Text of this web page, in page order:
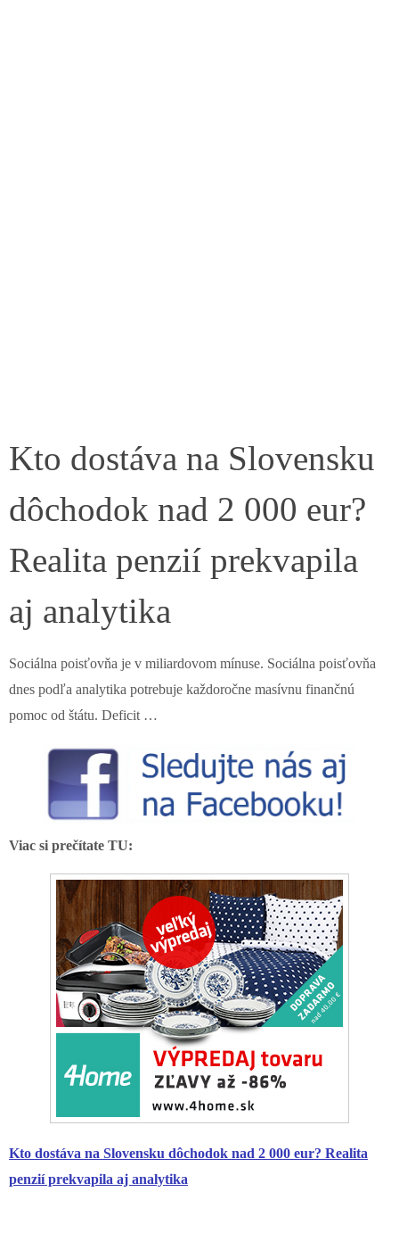
Kto dostáva na Slovensku
dôchodok nad 2 000 eur?
Realita penzií prekvapila
aj analytika
Sociálna poisťovňa je v miliardovom mínuse. Sociálna poisťovňa
dnes podľa analytika potrebuje každoročne masívnu finančnú
pomoc od štátu. Deficit …
Viac si prečítate TU:
Kto dostáva na Slovensku dôchodok nad 2 000 eur? Realita
penzií prekvapila aj analytika